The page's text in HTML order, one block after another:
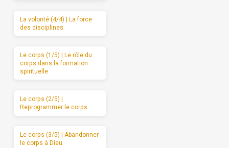
La volonté (4/4) | La force
des disciplines
Le corps (1/5) | Le rôle du
corps dans la formation
spirituelle
Le corps (2/5) |
Reprogrammer le corps
Le corps (3/5) | Abandonner
le corps à Dieu